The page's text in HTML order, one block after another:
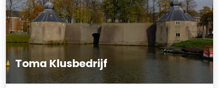
Toma Klusbedrijf